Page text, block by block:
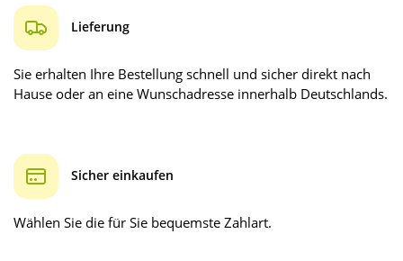
Lieferung
Sie erhalten Ihre Bestellung schnell und sicher direkt nach
Hause oder an eine Wunschadresse innerhalb Deutschlands.
Sicher einkaufen
Wählen Sie die für Sie bequemste Zahlart.